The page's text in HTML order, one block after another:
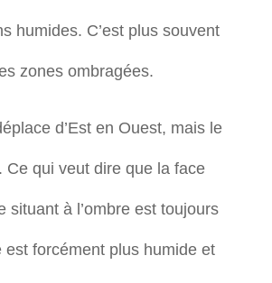
humides. C’est plus souvent
zones ombragées.
d’Est en Ouest, mais le
Ce qui veut dire que la face
situant à l’ombre est toujours
est forcément plus humide et